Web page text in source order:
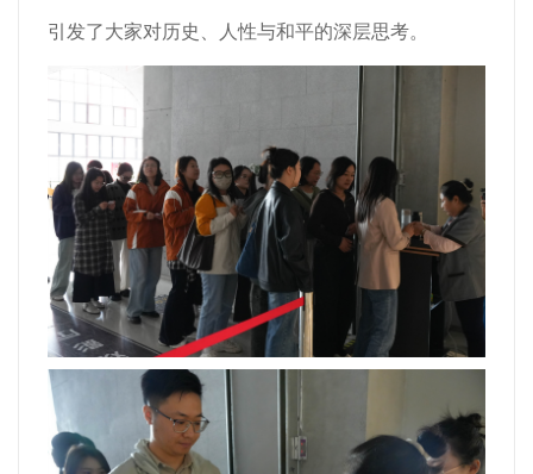
引发了大家对历史、人性与和平的深层思考。